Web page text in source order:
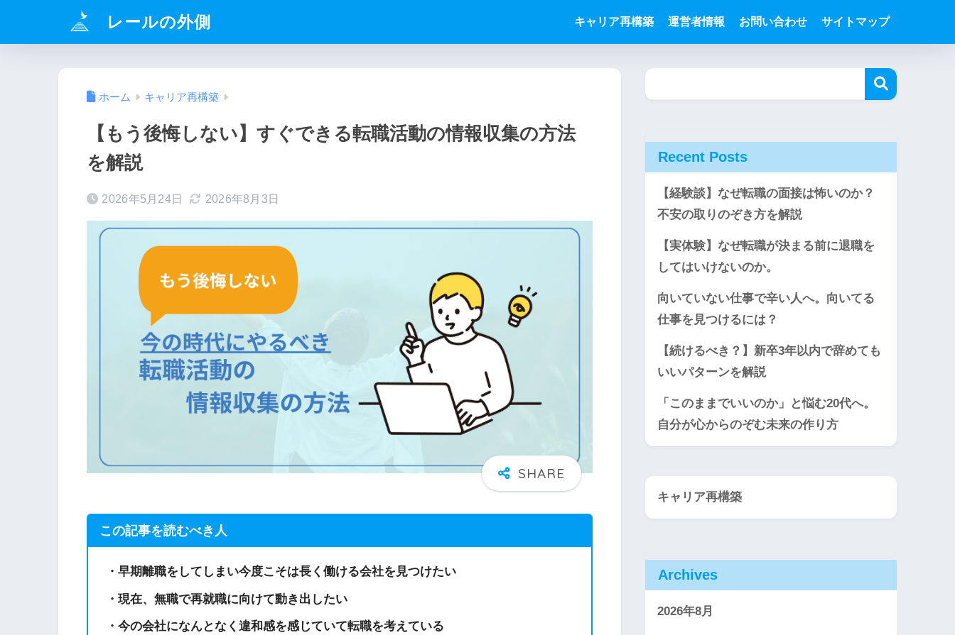
レールの外側 キャリア再構築 運営者情報 お問い合わせ サイトマップ
ホーム キャリア再構築
【もう後悔しない】すぐできる転職活動の情報収集の方法
を解説
2026年5月24日 2026年8月3日
この記事を読むべき人
・早期離職をしてしまい今度こそは長く働ける会社を見つけたい
・現在、無職で再就職に向けて動き出したい
・今の会社になんとなく違和感を感じていて転職を考えている
Recent Posts
【経験談】なぜ転職の面接は怖いのか？
不安の取りのぞき方を解説
【実体験】なぜ転職が決まる前に退職を
してはいけないのか。
向いていない仕事で辛い人へ。向いてる
仕事を見つけるには？
【続けるべき？】新卒3年以内で辞めても
いいパターンを解説
「このままでいいのか」と悩む20代へ。
自分が心からのぞむ未来の作り方
キャリア再構築
Archives
2026年8月